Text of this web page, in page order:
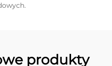
produkty